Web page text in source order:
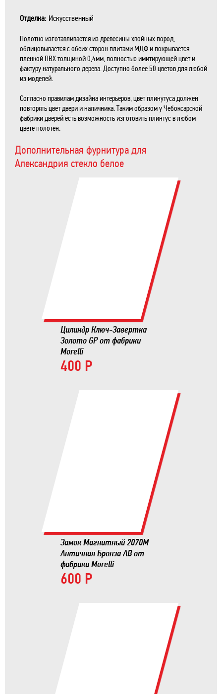
Отделка: Искусственный
Полотно изготавливается из древесины хвойных пород,
облицовывается с обеих сторон плитами МДФ и покрывается
пленкой ПВХ толщиной 0,4мм, полностью имитирующей цвет и
фактуру натурального дерева. Доступно более 50 цветов для любой
из моделей.
Согласно правилам дизайна интерьеров, цвет плинутуса должен
повторять цвет двери и наличника. Таким образом у Чебоксарской
фабрики дверей есть возможность изготовить плинтус в любом
цвете полотен.
Дополнительная фурнитура для
Александрия стекло белое
Цилиндр Ключ-Завертка
Золото GP от фабрики
Morelli
400 Р
Замок Магнитный 2070М
Античная Бронза AB от
фабрики Morelli
600 Р